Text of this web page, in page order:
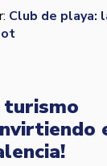
Club de playa:
turismo